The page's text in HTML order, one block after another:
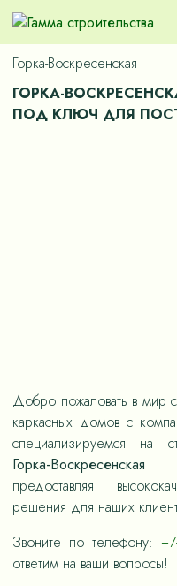
Горка-Воскресенская
ГОРКА-
ПОД КЛЮЧ ДЛЯ
Добро пожаловать в мир
каркасных домов с
специализируемся на
Горка-
предоставляя
решения для наших
Звоните по телефону:
ответим на ваши вопросы!